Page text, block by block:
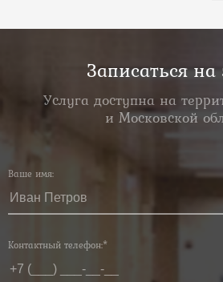
Записаться на
Услуга доступна на
и Московской
Ваше имя:
Контактный телефон:*